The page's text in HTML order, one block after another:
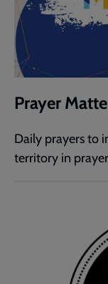
Prayer
Daily prayers to
territory in